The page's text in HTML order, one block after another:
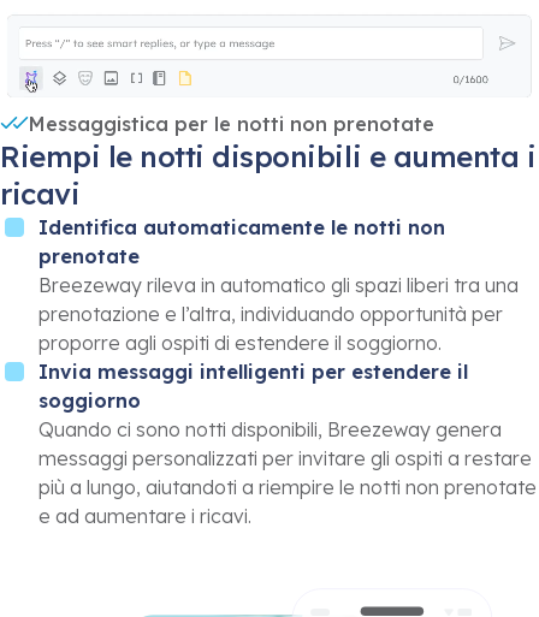
Messaggistica per le notti non prenotate
Riempi le notti disponibili e aumenta i
ricavi
Identifica automaticamente le notti non
prenotate
Breezeway rileva in automatico gli spazi liberi tra una
prenotazione e l’altra, individuando opportunità per
proporre agli ospiti di estendere il soggiorno.
Invia messaggi intelligenti per estendere il
soggiorno
Quando ci sono notti disponibili, Breezeway genera
messaggi personalizzati per invitare gli ospiti a restare
più a lungo, aiutandoti a riempire le notti non prenotate
e ad aumentare i ricavi.